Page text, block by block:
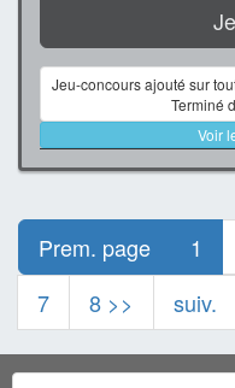
Jeu-concours ajouté sur
Terminé
Voir
Prem. page 1
7
8 >> suiv.